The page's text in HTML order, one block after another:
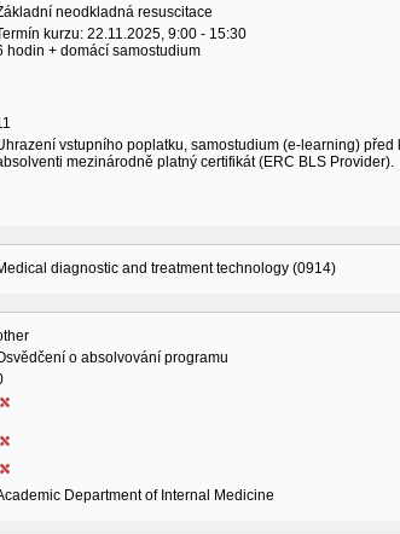
neodkladná resuscitace
kurzu: 22.11.2025, 9:00 - 15:30
hodin + domácí samostudium
vstupního poplatku, samostudium (e-learning)
mezinárodně platný certifikát (ERC BLS Provider).
diagnostic and treatment technology (0914)
o absolvování programu
Department of Internal Medicine